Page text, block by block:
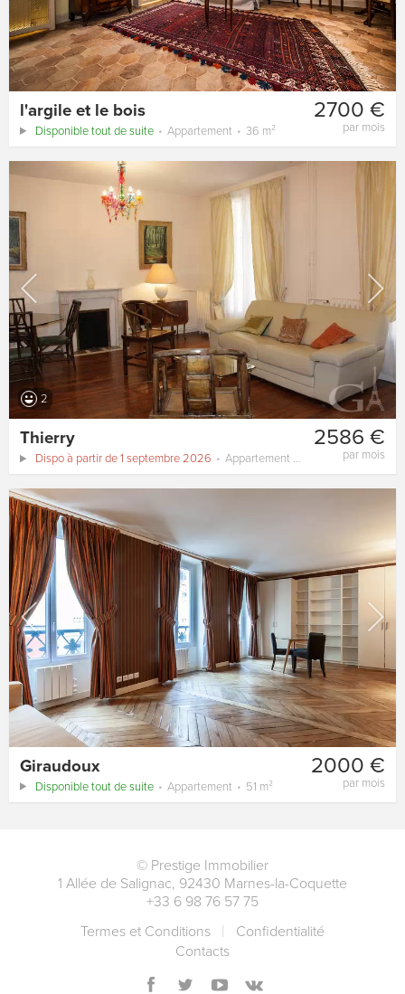
2700 €
par mois
l'argile et le bois
Disponible tout de suite Appartement 36 m²
2
2586 €
par mois
Thierry
Dispo à partir de 1 septembre 2026 Appartement
2000 €
par mois
Giraudoux
Disponible tout de suite Appartement 51 m²
© Prestige Immobilier
1 Allée de Salignac, 92430 Marnes-la-Coquette
+33 6 98 76 57 75
Termes et Conditions
Сonfidentialité
Contacts